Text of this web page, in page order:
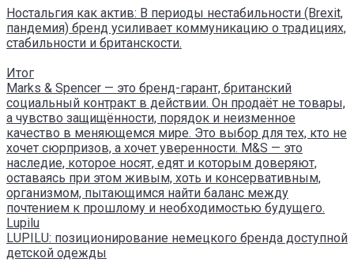
Ностальгия как актив: В периоды нестабильности (Brexit,
пандемия) бренд усиливает коммуникацию о традициях,
стабильности и британскости.
Итог
Marks & Spencer — это бренд-гарант, британский
социальный контракт в действии. Он продаёт не товары,
а чувство защищённости, порядок и неизменное
качество в меняющемся мире. Это выбор для тех, кто не
хочет сюрпризов, а хочет уверенности. M&S — это
наследие, которое носят, едят и которым доверяют,
оставаясь при этом живым, хоть и консервативным,
организмом, пытающимся найти баланс между
почтением к прошлому и необходимостью будущего.
Lupilu
LUPILU: позиционирование немецкого бренда доступной
детской одежды